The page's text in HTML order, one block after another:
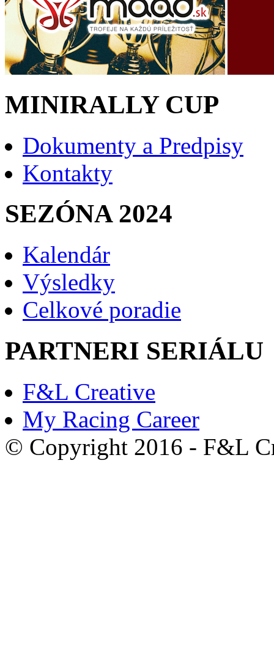
MINIRALLY CUP
Dokumenty a Predpisy
Kontakty
SEZÓNA 2024
Kalendár
Výsledky
Celkové poradie
PARTNERI SERIÁLU
F&L Creative
My Racing Career
© Copyright 2016 - F&L